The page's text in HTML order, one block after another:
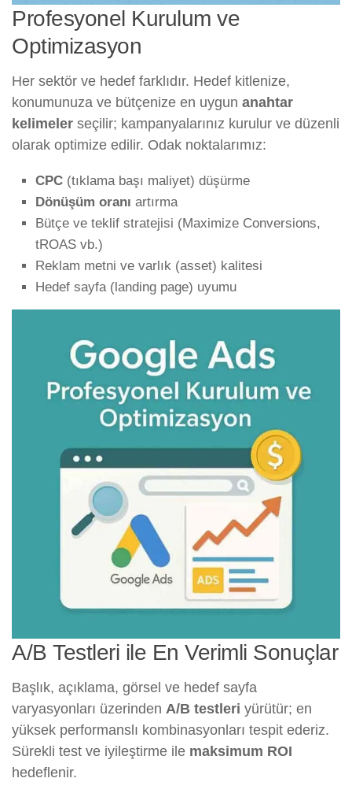
Profesyonel Kurulum ve
Optimizasyon
Her sektör ve hedef farklıdır. Hedef kitlenize,
konumunuza ve bütçenize en uygun anahtar
kelimeler seçilir; kampanyalarınız kurulur ve düzenli
olarak optimize edilir. Odak noktalarımız:
CPC (tıklama başı maliyet) düşürme
Dönüşüm oranı artırma
Bütçe ve teklif stratejisi (Maximize Conversions,
tROAS vb.)
Reklam metni ve varlık (asset) kalitesi
Hedef sayfa (landing page) uyumu
A/B Testleri ile En Verimli Sonuçlar
Başlık, açıklama, görsel ve hedef sayfa
varyasyonları üzerinden A/B testleri yürütür; en
yüksek performanslı kombinasyonları tespit ederiz.
Sürekli test ve iyileştirme ile maksimum ROI
hedeflenir.